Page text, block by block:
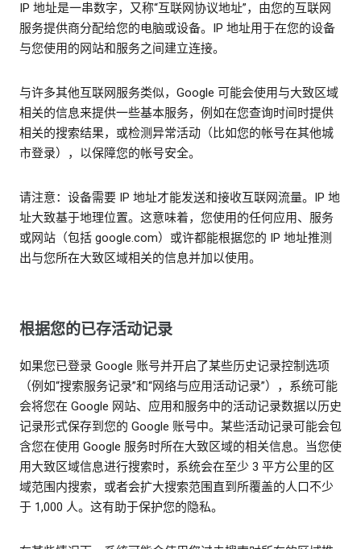
IP 地址是一串数字，又称“互联网协议地址”，由您的互联网
服务提供商分配给您的电脑或设备。IP 地址用于在您的设备
与您使用的网站和服务之间建立连接。
与许多其他互联网服务类似，Google 可能会使用与大致区域
相关的信息来提供一些基本服务，例如在您查询时间时提供
相关的搜索结果，或检测异常活动（比如您的帐号在其他城
市登录），以保障您的帐号安全。
请注意：设备需要 IP 地址才能发送和接收互联网流量。IP 地
址大致基于地理位置。这意味着，您使用的任何应用、服务
或网站（包括 google.com）或许都能根据您的 IP 地址推测
出与您所在大致区域相关的信息并加以使用。
根据您的已存活动记录
如果您已登录 Google 账号并开启了某些历史记录控制选项
（例如“搜索服务记录”和“网络与应用活动记录”），系统可能
会将您在 Google 网站、应用和服务中的活动记录数据以历史
记录形式保存到您的 Google 账号中。某些活动记录可能会包
含您在使用 Google 服务时所在大致区域的相关信息。当您使
用大致区域信息进行搜索时，系统会在至少 3 平方公里的区
域范围内搜索，或者会扩大搜索范围直到所覆盖的人口不少
于 1,000 人。这有助于保护您的隐私。